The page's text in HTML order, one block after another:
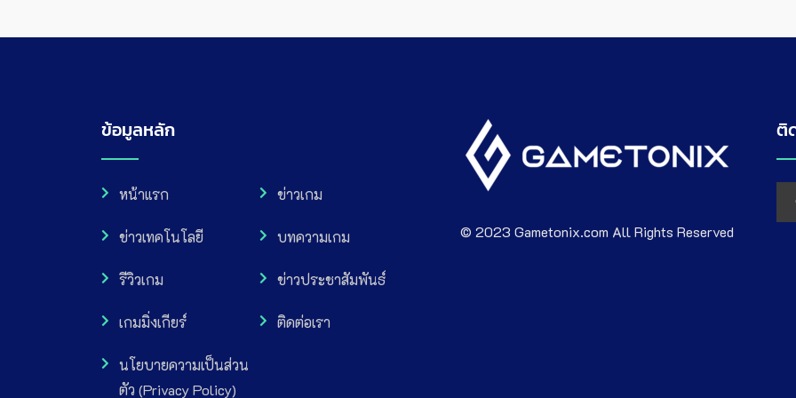
ข้อมูลหลัก
หน้าแรก ข่าวเกม
ข่าวเทคโนโลยี บทความเกม
รีวิวเกม ข่าวประชาสัมพันธ์
เกมมิ่งเกียร์ ติดต่อเรา
นโยบายความเป็นส่วน
ตัว (Privacy Policy)
© 2023 Gametonix.com All Rights Reserved
ติ